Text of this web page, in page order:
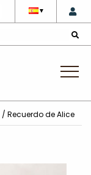
▼
/ Recuerdo de Alice